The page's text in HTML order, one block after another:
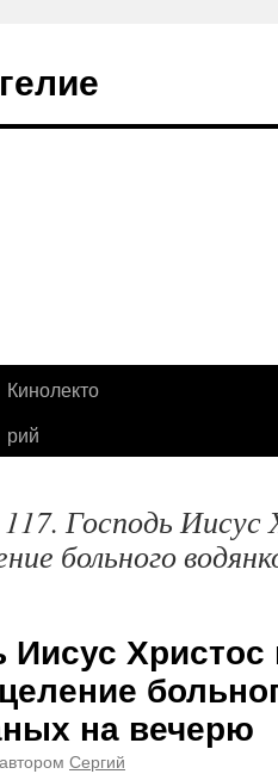
Кинолекто
рий
117. Господь Иисус
больного
Иисус
на вечерю
автором Сергий